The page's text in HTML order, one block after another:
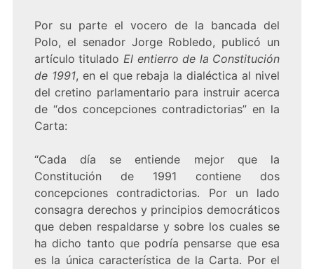
Por su parte el vocero de la bancada del
Polo, el senador Jorge Robledo, publicó un
artículo titulado El entierro de la Constitución
de 1991, en el que rebaja la dialéctica al nivel
del cretino parlamentario para instruir acerca
de “dos concepciones contradictorias” en la
Carta:
“Cada día se entiende mejor que la
Constitución de 1991 contiene dos
concepciones contradictorias. Por un lado
consagra derechos y principios democráticos
que deben respaldarse y sobre los cuales se
ha dicho tanto que podría pensarse que esa
es la única característica de la Carta. Por el